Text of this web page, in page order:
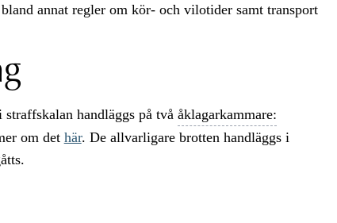
annat regler om kör- och vilotider samt transport
handläggs på två åklagarkammare:
om det här. De allvarligare brotten handläggs i